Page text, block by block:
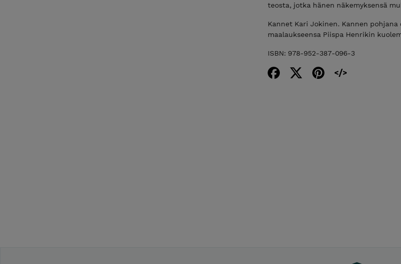
teosta, jotka hänen näkemyksensä
Kannet Kari Jokinen. Kannen pohjana
maalaukseensa Piispa Henrikin
ISBN: 978-952-387-096-3